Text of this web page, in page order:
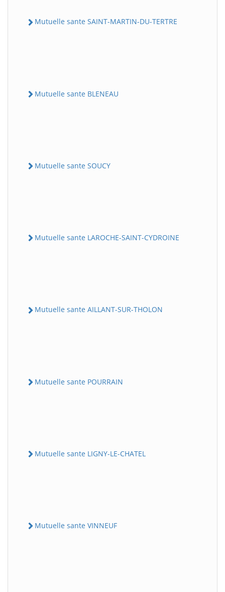
Mutuelle sante SAINT-MARTIN-DU-TERTRE
Mutuelle sante BLENEAU
Mutuelle sante SOUCY
Mutuelle sante LAROCHE-SAINT-CYDROINE
Mutuelle sante AILLANT-SUR-THOLON
Mutuelle sante POURRAIN
Mutuelle sante LIGNY-LE-CHATEL
Mutuelle sante VINNEUF